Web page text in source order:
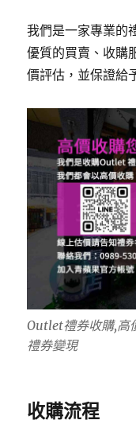
我們是一家專業的
優質的買賣、收購
價評估，並保證給
Outlet禮券收購,高
禮券變現
收購流程